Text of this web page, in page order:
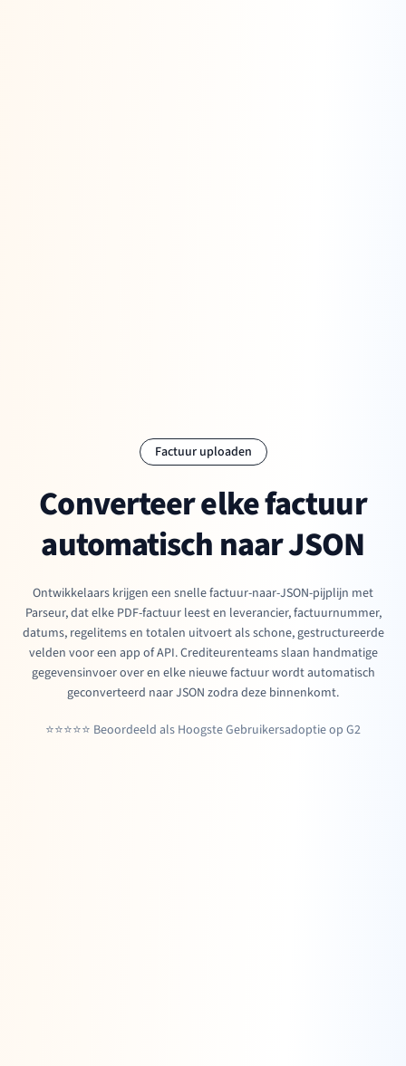
Factuur uploaden
Converteer elke factuur
automatisch naar JSON
Ontwikkelaars krijgen een snelle factuur-naar-JSON-pijplijn met
Parseur, dat elke PDF-factuur leest en leverancier, factuurnummer,
datums, regelitems en totalen uitvoert als schone, gestructureerde
velden voor een app of API. Crediteurenteams slaan handmatige
gegevensinvoer over en elke nieuwe factuur wordt automatisch
geconverteerd naar JSON zodra deze binnenkomt.
⭐⭐⭐⭐⭐ Beoordeeld als Hoogste Gebruikersadoptie op G2